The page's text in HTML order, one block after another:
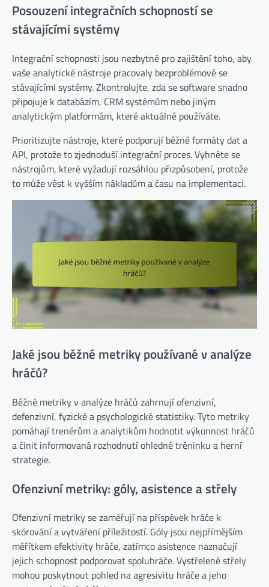
Posouzení integračních schopností se
stávajícími systémy
Integrační schopnosti jsou nezbytné pro zajištění toho, aby
vaše analytické nástroje pracovaly bezproblémově se
stávajícími systémy. Zkontrolujte, zda se software snadno
připojuje k databázím, CRM systémům nebo jiným
analytickým platformám, které aktuálně používáte.
Prioritizujte nástroje, které podporují běžné formáty dat a
API, protože to zjednoduší integrační proces. Vyhněte se
nástrojům, které vyžadují rozsáhlou přizpůsobení, protože
to může vést k vyšším nákladům a času na implementaci.
Jaké jsou běžné metriky používané v analýze
hráčů?
Běžné metriky v analýze hráčů zahrnují ofenzivní,
defenzivní, fyzické a psychologické statistiky. Tyto metriky
pomáhají trenérům a analytikům hodnotit výkonnost hráčů
a činit informovaná rozhodnutí ohledně tréninku a herní
strategie.
Ofenzivní metriky: góly, asistence a střely
Ofenzivní metriky se zaměřují na příspěvek hráče k
skórování a vytváření příležitostí. Góly jsou nejpřímějším
měřítkem efektivity hráče, zatímco asistence naznačují
jejich schopnost podporovat spoluhráče. Vystřelené střely
mohou poskytnout pohled na agresivitu hráče a jeho